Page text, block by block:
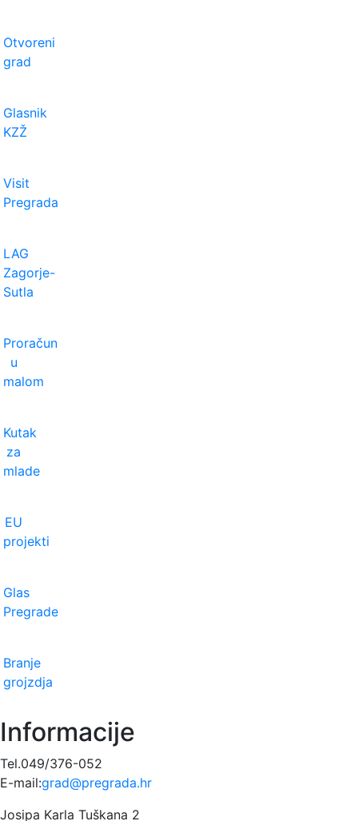
Otvoreni
grad
Glasnik
KZŽ
Visit
Pregrada
LAG
Zagorje-
Sutla
Proračun
u
malom
Kutak
za
mlade
EU
projekti
Glas
Pregrade
Branje
grojzdja
Informacije
Tel.049/376-052
E-mail:grad@pregrada.hr
Josipa Karla Tuškana 2